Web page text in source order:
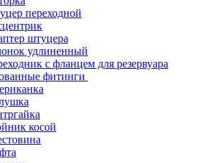
переходной
штуцера
удлиненный
с фланцем для резервуара
фитинги
косой